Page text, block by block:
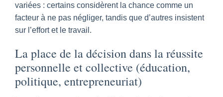
variées : certains considèrent la chance comme un
facteur à ne pas négliger, tandis que d’autres insistent
sur l’effort et le travail.
La place de la décision dans la réussite
personnelle et collective (éducation,
politique, entrepreneuriat)